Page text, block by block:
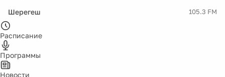
Шерегеш 105.3 FM
Расписание
Программы
Новости